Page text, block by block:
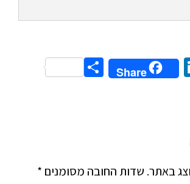
LinkedIn
Share
Share
באתר. שדות החובה מסומנים *